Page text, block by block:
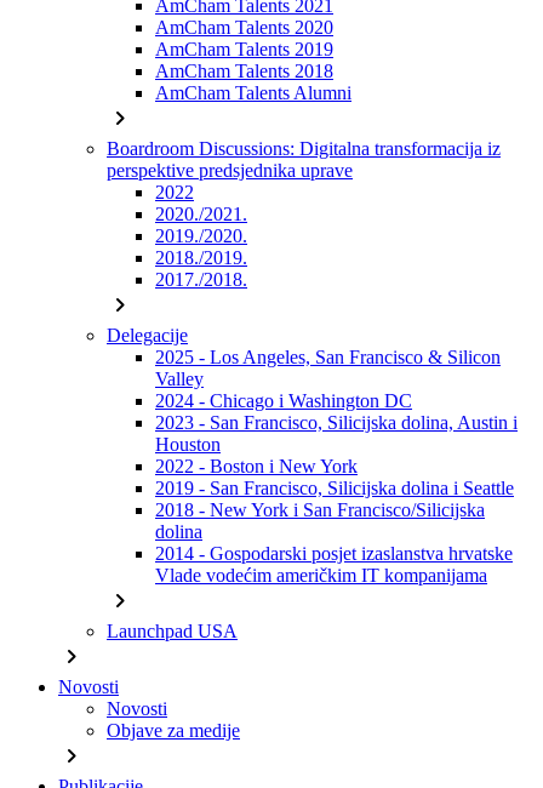
AmCham Talents 2021
AmCham Talents 2020
AmCham Talents 2019
AmCham Talents 2018
AmCham Talents Alumni
chevron_right
Boardroom Discussions: Digitalna transformacija iz
perspektive predsjednika uprave
2022
2020./2021.
2019./2020.
2018./2019.
2017./2018.
chevron_right
Delegacije
2025 - Los Angeles, San Francisco & Silicon
Valley
2024 - Chicago i Washington DC
2023 - San Francisco, Silicijska dolina, Austin i
Houston
2022 - Boston i New York
2019 - San Francisco, Silicijska dolina i Seattle
2018 - New York i San Francisco/Silicijska
dolina
2014 - Gospodarski posjet izaslanstva hrvatske
Vlade vodećim američkim IT kompanijama
chevron_right
Launchpad USA
chevron_right
Novosti
Novosti
Objave za medije
chevron_right